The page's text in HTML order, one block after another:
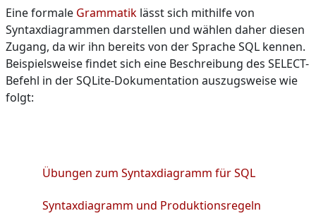
Eine formale Grammatik lässt sich mithilfe von
Syntaxdiagrammen darstellen und wählen daher diesen
Zugang, da wir ihn bereits von der Sprache SQL kennen.
Beispielsweise findet sich eine Beschreibung des SELECT-
Befehl in der SQLite-Dokumentation auszugsweise wie
folgt:
Übungen zum Syntaxdiagramm für SQLAufgabe
Syntaxdiagramm und Produktionsregeln